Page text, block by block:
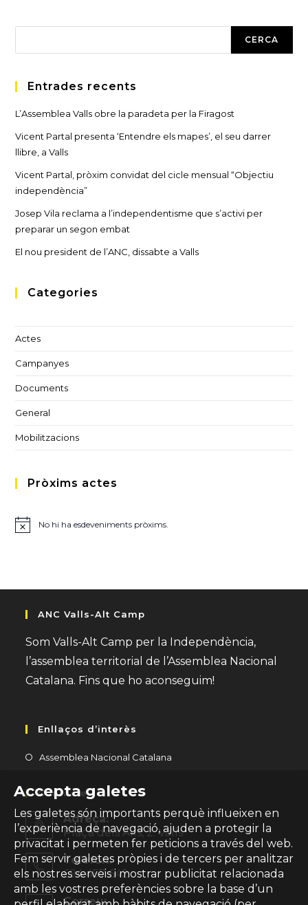
CERCA
Entrades recents
L’Assemblea Valls obre la paradeta per la Firagost
Vicent Partal presenta ‘Entendre els mapes’, el seu darrer
llibre, a Valls
Vicent Partal, pròxim convidat del cicle mensual “Objectiu
independència”
Josep Vila reclama a l’independentisme que s’activi per
preparar un segon embat
El nou president de l’ANC, dissabte a Valls
Categories
Actes
Campanyes
Documents
General
Mobilitzacions
Pròxims actes
A
No hi ha esdeveniments pròxims.
Accepta galetes
Les galetes són importants perquè influeixen en
l’experiència de navegació, ajuden a protegir la
privacitat i permeten fer peticions a través del web.
Fem servir galetes pròpies i de tercers per analitzar
els nostres serveis i mostrar publicitat relacionada
amb les vostres preferències sobre la base d’un
ANC Valls-Alt Camp
Som Valls-Alt Camp per la Independència,
l’assemblea territorial de l’Assemblea Nacional
Catalana. Fins que ho aconseguim!
Enllaços d’interès
Assemblea Nacional Catalana
tab
Contacte
Adreça:
Plaça dels Alls, 2. Valls
Telèfon:
694 457 642
Correu: